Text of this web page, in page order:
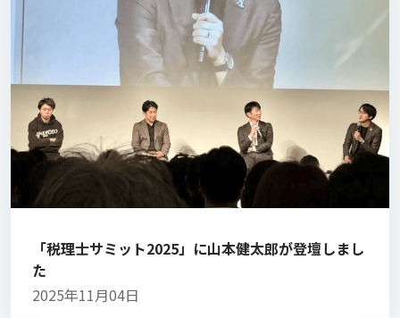
「税理士サミット2025」に山本健太郎が登壇しまし
た
2025年11月04日